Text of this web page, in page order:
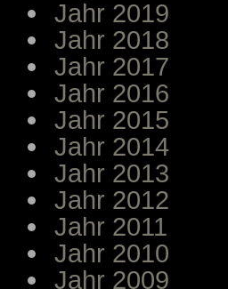
Jahr 2019
Jahr 2018
Jahr 2017
Jahr 2016
Jahr 2015
Jahr 2014
Jahr 2013
Jahr 2012
Jahr 2011
Jahr 2010
Jahr 2009